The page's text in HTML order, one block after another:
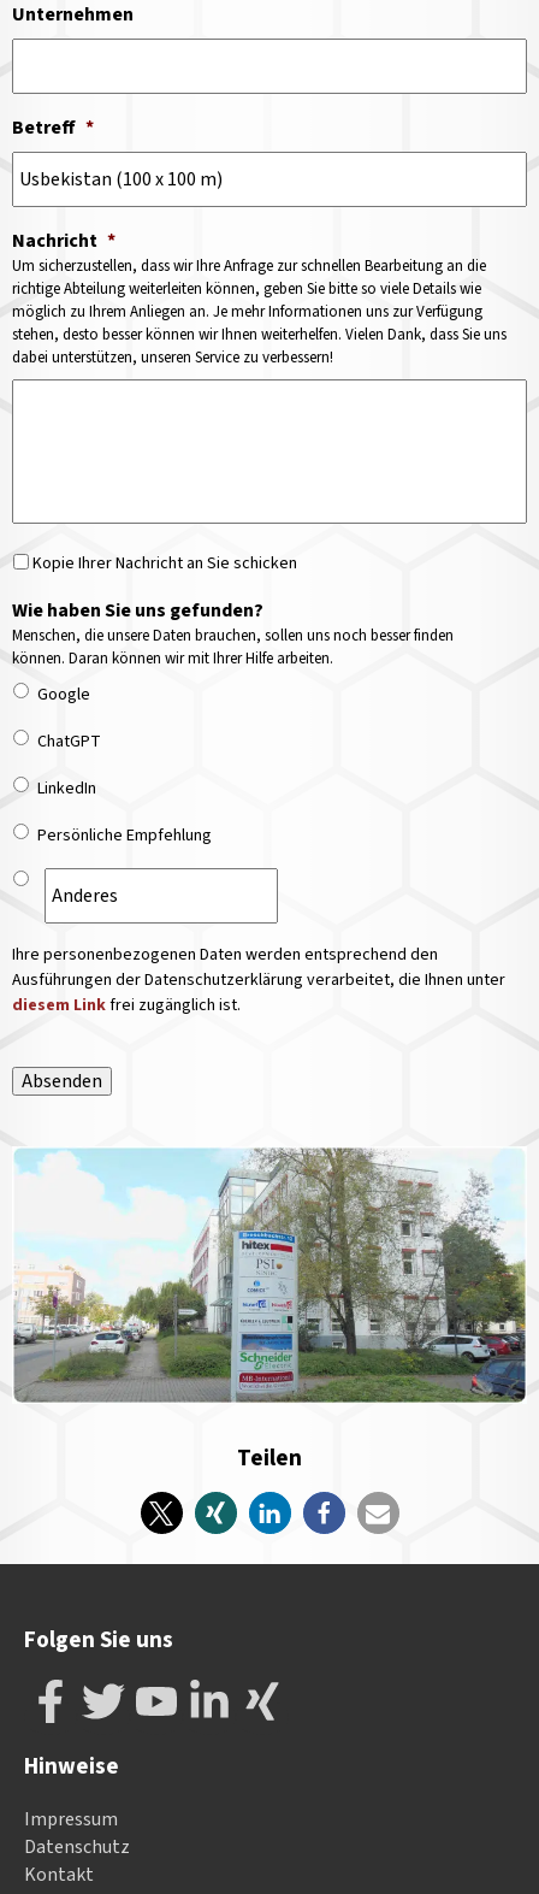
Unternehmen
Betreff *
Nachricht *
Um sicherzustellen, dass wir Ihre Anfrage zur schnellen Bearbeitung an die
richtige Abteilung weiterleiten können, geben Sie bitte so viele Details wie
möglich zu Ihrem Anliegen an. Je mehr Informationen uns zur Verfügung
stehen, desto besser können wir Ihnen weiterhelfen. Vielen Dank, dass Sie uns
dabei unterstützen, unseren Service zu verbessern!
Kopie Ihrer Nachricht an Sie schicken
Wie haben Sie uns gefunden?
Menschen, die unsere Daten brauchen, sollen uns noch besser finden
können. Daran können wir mit Ihrer Hilfe arbeiten.
Google
ChatGPT
LinkedIn
Persönliche Empfehlung
Ihre personenbezogenen Daten werden entsprechend den
Ausführungen der Datenschutzerklärung verarbeitet, die Ihnen unter
diesem Linkfrei zugänglich ist.
Absenden
Teilen
Folgen Sie uns
Hinweise
Impressum
Datenschutz
Kontakt